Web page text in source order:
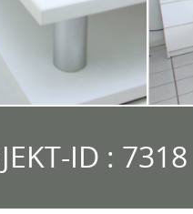
ID : 7318